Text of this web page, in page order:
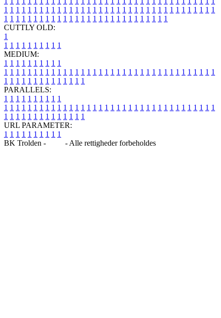
1 1 1 1 1 1 1 1 1 1 1 1 1 1 1 1 1 1 1 1 1 1 1 1 1 1 1 1 1 1 1 1 1 1 1 1
1 1 1 1 1 1 1 1 1 1 1 1 1 1 1 1 1 1 1 1 1 1 1 1 1 1 1 1
CUTTLY OLD:
1
1 1 1 1 1 1 1 1 1 1
MEDIUM:
1 1 1 1 1 1 1 1 1 1
1 1 1 1 1 1 1 1 1 1 1 1 1 1 1 1 1 1 1 1 1 1 1 1 1 1 1 1 1 1 1 1 1 1 1 1
1 1 1 1 1 1 1 1 1 1 1 1 1 1
PARALLELS:
1 1 1 1 1 1 1 1 1 1
1 1 1 1 1 1 1 1 1 1 1 1 1 1 1 1 1 1 1 1 1 1 1 1 1 1 1 1 1 1 1 1 1 1 1 1
1 1 1 1 1 1 1 1 1 1 1 1 1 1
URL PARAMETER:
1 1 1 1 1 1 1 1 1 1
BK Trolden -
- Alle rettigheder forbeholdes